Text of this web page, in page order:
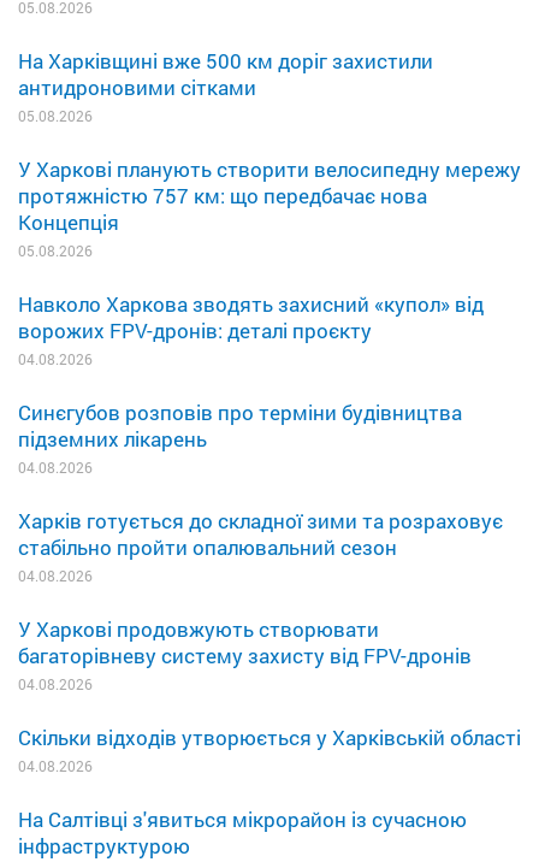
05.08.2026
На Харківщині вже 500 км доріг захистили
антидроновими сітками
05.08.2026
У Харкові планують створити велосипедну мережу
протяжністю 757 км: що передбачає нова
Концепція
05.08.2026
Навколо Харкова зводять захисний «купол» від
ворожих FPV-дронів: деталі проєкту
04.08.2026
Синєгубов розповів про терміни будівництва
підземних лікарень
04.08.2026
Харків готується до складної зими та розраховує
стабільно пройти опалювальний сезон
04.08.2026
У Харкові продовжують створювати
багаторівневу систему захисту від FPV-дронів
04.08.2026
Скільки відходів утворюється у Харківській області
04.08.2026
На Салтівці з'явиться мікрорайон із сучасною
інфраструктурою